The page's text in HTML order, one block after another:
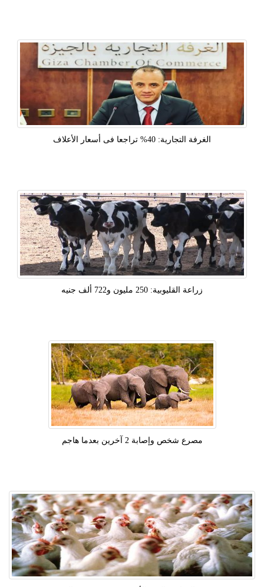
الغرفة التجارية: 40% تراجعا فى أسعار الأعلاف
زراعة القليوبية: 250 مليون و722 ألف جنيه
مصرع شخص وإصابة 2 آخرين بعدما هاجم